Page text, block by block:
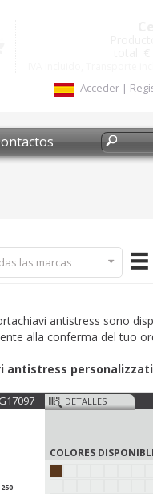
Acceder |
las marcas
antistress sono
alla conferma del tuo
antistress personalizzati
G17097 DETALLES
COLORES